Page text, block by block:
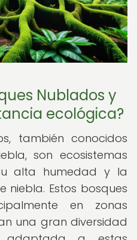
Nublados y
ecológica?
también conocidos
son ecosistemas
alta humedad y la
niebla. Estos bosques
en zonas
una gran diversidad